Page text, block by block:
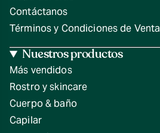
Contáctanos
Términos y Condiciones de Venta
Nuestros productos
Más vendidos
Rostro y skincare
Cuerpo & baño
Capilar